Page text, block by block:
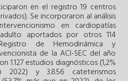
en el registro 19 centros
Se incorporaron al análisis
en cardiopatías
aportados por otros 114
de Hemodinámica y
de la ACI-SEC del año
1.127 estudios diagnósticos (1,2%
2022) y 3.856 cateterismos